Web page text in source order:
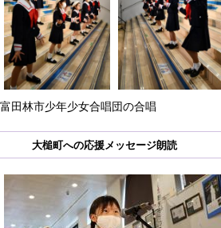
富田林市少年少女合唱団の合唱
大槌町への応援メッセージ朗読